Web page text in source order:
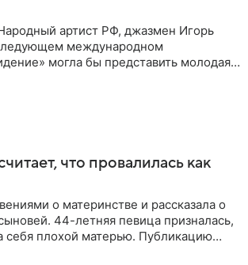
артист РФ, джазмен Игорь
международном
могла бы представить молодая
что провалилась как
о материнстве и рассказала о
44-летняя певица призналась,
себя плохой матерью. Публикацию